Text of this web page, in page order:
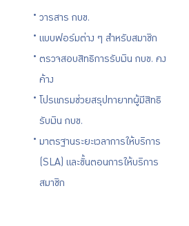
วารสาร กบข.
แบบฟอร์มต่าง ๆ สำหรับสมาชิก
ตรวจสอบสิทธิการรับเงิน กบข. คง
ค้าง
โปรแกรมช่วยสรุปทายาทผู้มีสิทธิ
รับเงิน กบข.
มาตรฐานระยะเวลาการให้บริการ
(SLA) และขั้นตอนการให้บริการ
สมาชิก